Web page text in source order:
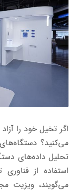
اگر تخیل خود را
می‌کنید؟
تحلیل داده‌های
استفاده از
می‌گویند، ویزیت